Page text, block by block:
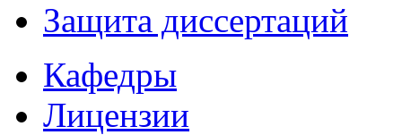
Защита диссертаций
Кафедры
Лицензии